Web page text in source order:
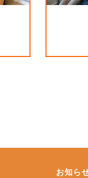
お知ら